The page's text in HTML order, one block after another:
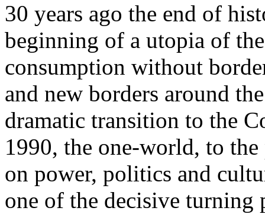
30 years ago the end of
beginning of a utopia of
consumption without
and new borders around
dramatic transition to the
1990, the one-world, to the
on power, politics and
one of the decisive turning